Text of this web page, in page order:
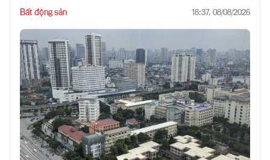
Bất động sản 18:37, 08/08/2026